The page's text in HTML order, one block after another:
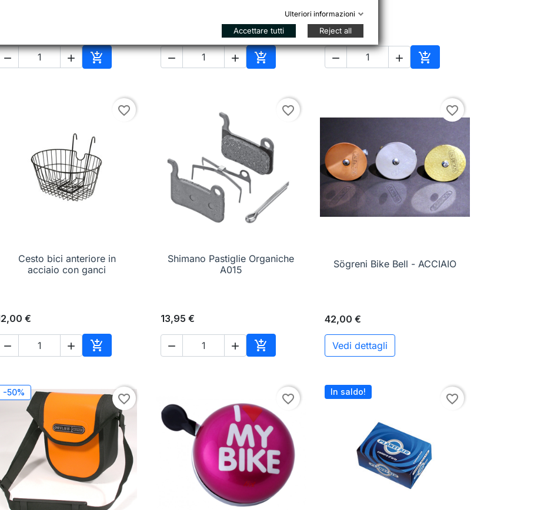
  
Aggiungi al carrello
  
Aggiungi al carrello
15,90 €
  
Aggiungi al carrello
favorite_border
 Anteprima
Cesto bici anteriore in
acciaio con ganci
€
  
Aggiungi al carrello
favorite_border
 Anteprima
Shimano Pastiglie Organiche
A015
13,95 €
  
Aggiungi al carrello
favorite_border
 Anteprima
Sögreni Bike Bell - ACCIAIO
42,00 €
Vedi dettagli
-50% favorite_border favorite_border In saldo! favorite_border
Ulteriori informazioni
Accettare tutti Reject all